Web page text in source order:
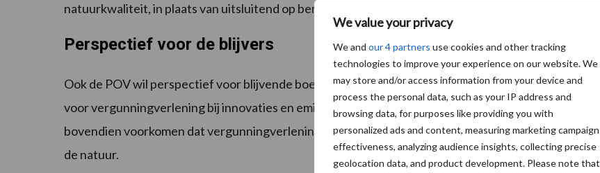
We value your privacy
We and our 4 partners use cookies and other tracking
technologies to improve your experience on our website. We
may store and/or access information from your device and
process the personal data, such as your IP address and
browsing data, for purposes like providing you with
personalized ads and content, measuring marketing campaign
effectiveness, analyzing audience insights, collecting precise
geolocation data, and product development. Please note that
natuurkwaliteit, in plaats van uitsluitend op berekende depositie.
Perspectief voor de blijvers
Ook de POV wil perspectief voor blijvende boeren. Daarbij hoort volgens de organisatie ook ruimte
voor vergunningverlening bij innovaties en emissiereducerende technieken. De organisatie wil
bovendien voorkomen dat vergunningverlening volledig afhankelijk wordt gemaakt van de staat van
de natuur.